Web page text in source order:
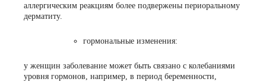
аллергическим реакциям более подвержены периоральному
дерматиту.
гормональные изменения:
у женщин заболевание может быть связано с колебаниями
уровня гормонов, например, в период беременности,